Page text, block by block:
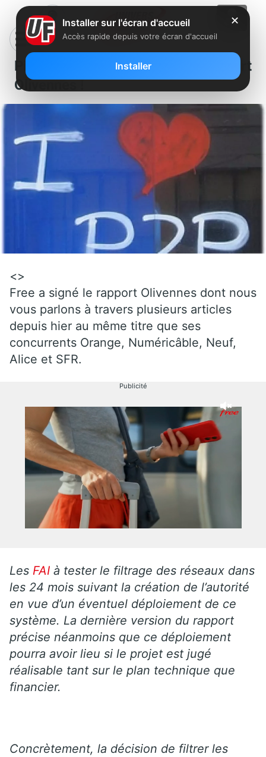
Piratage : Free signe le rapport
Olivennes !
<>
Free a signé le rapport Olivennes dont nous
vous parlons à travers plusieurs articles
depuis hier au même titre que ses
concurrents Orange, Numéricâble, Neuf,
Alice et SFR.
Publicité
Les FAI à tester le filtrage des réseaux dans
les 24 mois suivant la création de l’autorité
en vue d’un éventuel déploiement de ce
système. La dernière version du rapport
précise néanmoins que ce déploiement
pourra avoir lieu si le projet est jugé
réalisable tant sur le plan technique que
financier.
Concrètement, la décision de filtrer les
✕
Installer sur l'écran d'accueil
Accès rapide depuis votre écran d'accueil
Installer